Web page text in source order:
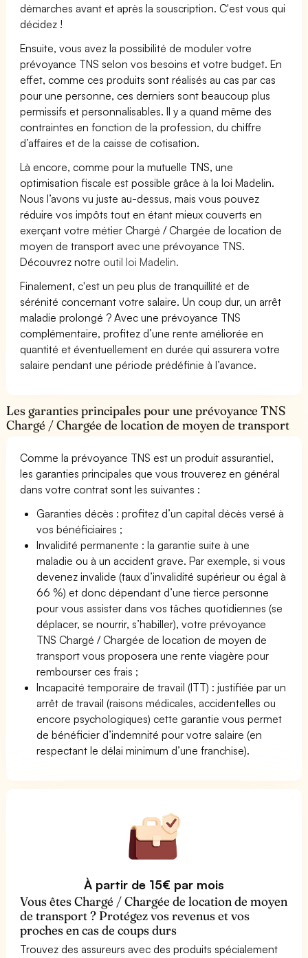
démarches avant et après la souscription. C'est vous qui
décidez !
Ensuite, vous avez la possibilité de moduler votre
prévoyance TNS selon vos besoins et votre budget. En
effet, comme ces produits sont réalisés au cas par cas
pour une personne, ces derniers sont beaucoup plus
permissifs et personnalisables. Il y a quand même des
contraintes en fonction de la profession, du chiffre
d’affaires et de la caisse de cotisation.
Là encore, comme pour la mutuelle TNS, une
optimisation fiscale est possible grâce à la loi Madelin.
Nous l’avons vu juste au-dessus, mais vous pouvez
réduire vos impôts tout en étant mieux couverts en
exerçant votre métier Chargé / Chargée de location de
moyen de transport avec une prévoyance TNS.
Découvrez notre outil loi Madelin.
Finalement, c'est un peu plus de tranquillité et de
sérénité concernant votre salaire. Un coup dur, un arrêt
maladie prolongé ? Avec une prévoyance TNS
complémentaire, profitez d’une rente améliorée en
quantité et éventuellement en durée qui assurera votre
salaire pendant une période prédéfinie à l’avance.
Les garanties principales pour une prévoyance TNS
Chargé / Chargée de location de moyen de transport
Comme la prévoyance TNS est un produit assurantiel,
les garanties principales que vous trouverez en général
dans votre contrat sont les suivantes :
Garanties décès : profitez d’un capital décès versé à
vos bénéficiaires ;
Invalidité permanente : la garantie suite à une
maladie ou à un accident grave. Par exemple, si vous
devenez invalide (taux d’invalidité supérieur ou égal à
66 %) et donc dépendant d’une tierce personne
pour vous assister dans vos tâches quotidiennes (se
déplacer, se nourrir, s’habiller), votre prévoyance
TNS Chargé / Chargée de location de moyen de
transport vous proposera une rente viagère pour
rembourser ces frais ;
Incapacité temporaire de travail (ITT) : justifiée par un
arrêt de travail (raisons médicales, accidentelles ou
encore psychologiques) cette garantie vous permet
de bénéficier d’indemnité pour votre salaire (en
respectant le délai minimum d’une franchise).
À partir de 15€ par mois
Vous êtes Chargé / Chargée de location de moyen
de transport ? Protégez vos revenus et vos
proches en cas de coups durs
Trouvez des assureurs avec des produits spécialement